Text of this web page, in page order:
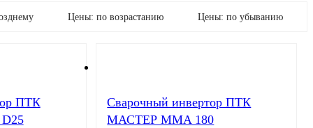
Цены: по возрастанию Цены: по убыванию
ПТК
Cварочный инвертор ПТК
МАСТЕР MMA 180